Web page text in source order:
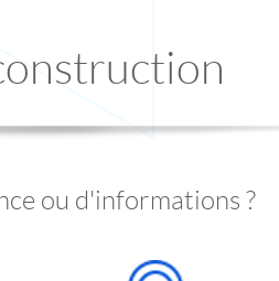
ou d'informations ?